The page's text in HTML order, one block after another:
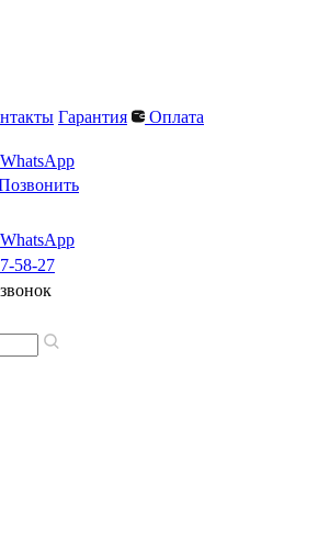
Гарантия
Оплата
WhatsApp
WhatsApp
58-27